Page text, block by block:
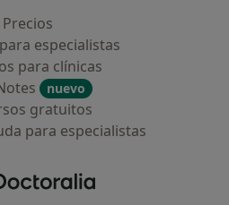
Precios
especialistas
para clínicas
nuevo
gratuitos
para especialistas
Doctoralia - Página de inicio